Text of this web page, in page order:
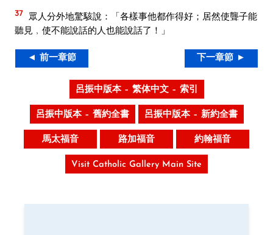
37 眾人分外地驚駭說：「各樣事他都作得好；居然使聾子能
聽見﹐使不能說話的人也能說話了！」
◄ 前一章節 下一章節 ►
呂振中版本 – 繁体中文 – 索引
呂振中版本 – 舊約全書 呂振中版本 – 新約全書
馬太福音 路加福音 約翰福音
Visit Catholic Gallery Main Site